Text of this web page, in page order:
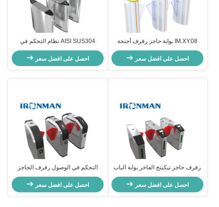
IM.XY.08 بوابة حاجز رفرف أجنحة
سريعة قابلة للسحب إدارة التدفق
الآمن لمحطات مراكز التسوق
والمطارات
احصل على افضل سعر
AISI SUS304 نظام التحكم في
الوصول إلى بوابة حاجز الباب الدوار
احصل على افضل سعر
رفرف حاجز تيكينج الفاخر بوابة الباب
1500 * 300 * 980 مم إسكان AISI
SUS304
احصل على افضل سعر
التحكم في الوصول رفرف الحاجز
الباب الدوار المصنعين لبوابة محطة
الحافلات
احصل على افضل سعر